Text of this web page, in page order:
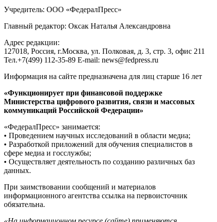
Учредитель: ООО «ФедералПресс»
Главный редактор: Оксак Наталья Александровна
Адрес редакции:
127018, Россия, г.Москва, ул. Полковая, д. 3, стр. 3, офис 211
Тел.+7(499) 112-35-89 E-mail: news@fedpress.ru
Информация на сайте предназначена для лиц старше 16 лет
«Функционирует при финансовой поддержке
Министерства цифрового развития, связи и массовых
коммуникаций Российской Федерации»
«ФедералПресс» занимается:
• Проведением научных исследований в области медиа;
• Разработкой приложений для обучения специалистов в
сфере медиа и госслужбы;
• Осуществляет деятельность по созданию различных баз
данных.
При заимствовании сообщений и материалов
информационного агентства ссылка на первоисточник
обязательна.